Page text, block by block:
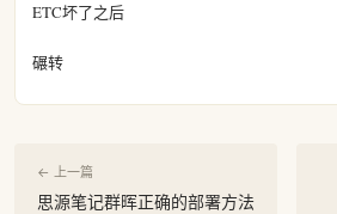
ETC坏了之后
碾转
← 上一篇
思源笔记群晖正确的部署方法